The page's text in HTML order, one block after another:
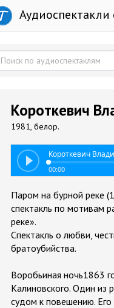
Аудиоспектакли
Короткевич
1981, белор.
Короткевич
00:00
Паром на бурной реке
спектакль по мотивам
реке».
Спектакль о любви,
братоубийства.
Воробьиная ночь1863
Калиновского. Один из
судом к повешению.